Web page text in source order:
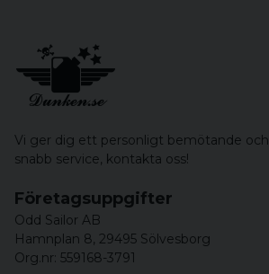
Vi ger dig ett personligt bemötande och
snabb service, kontakta oss!
Företagsuppgifter
Odd Sailor AB
Hamnplan 8, 29495 Sölvesborg
Org.nr: 559168-3791